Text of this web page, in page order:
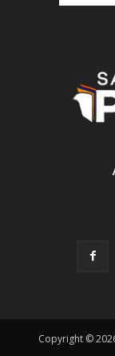
Copyright ©